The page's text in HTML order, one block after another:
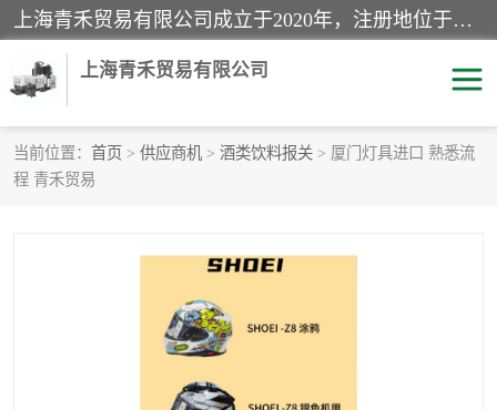
上海青禾贸易有限公司成立于2020年，注册地位于上海市宝山区。经营范围包括：机械设备、五金制品、劳防用品、电子产品、塑胶制品、家具、模具、纺织品、仪器仪表、建筑材料、装饰材料、化工产品、金属制品、机车配件等货物进出口报关、清关服务。
上海青禾贸易有限公司
当前位置： 首页 > 供应商机 > 酒类饮料报关 > 厦门灯具进口 熟悉流
程 青禾贸易
酒类饮料报关